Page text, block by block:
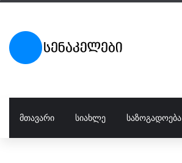
ᲛᲗᲐᲕᲐᲠᲘ ᲡᲘᲐᲮᲚᲔ ᲡᲐᲖᲝᲒᲐᲓᲝᲔᲑᲐ